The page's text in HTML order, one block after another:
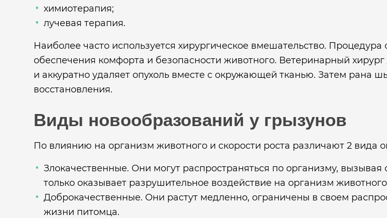
химиотерапия;
лучевая терапия.
Наиболее часто используется хирургическое вмешательство.
обеспечения комфорта и безопасности животного. Ветеринарный
и аккуратно удаляет опухоль вместе с окружающей тканью. Затем рана
восстановления.
Виды новообразований у грызунов
По влиянию на организм животного и скорости роста различают 2 вида
Злокачественные. Они могут распространяться по организму,
только оказывает разрушительное воздействие на организм
Доброкачественные. Они растут медленно, ограничены в своем
жизни питомца.